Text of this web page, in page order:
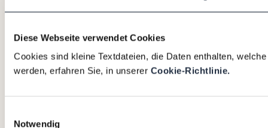
Diese Webseite verwendet Cookies
Cookies sind kleine Textdateien, die Daten enthalten,
werden, erfahren Sie, in unserer Cookie-Richtlinie.
Notwendig